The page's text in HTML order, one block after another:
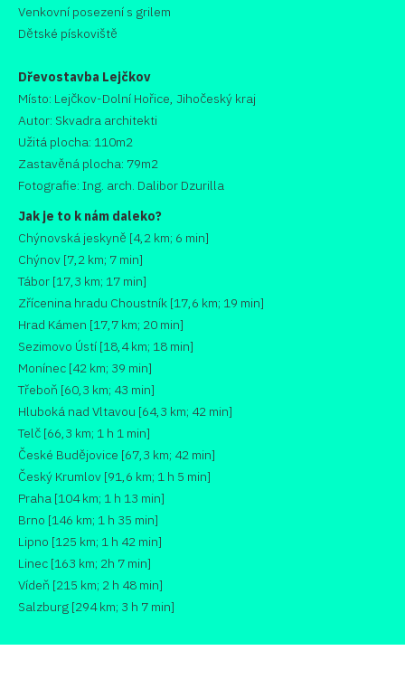
Venkovní posezení s grilem
Dětské pískoviště
Dřevostavba Lejčkov
Místo: Lejčkov-Dolní Hořice, Jihočeský kraj
Autor: Skvadra architekti
Užitá plocha: 110m2
Zastavěná plocha: 79m2
Fotografie: Ing. arch. Dalibor Dzurilla
Jak je to k nám daleko?
Chýnovská jeskyně [4,2 km; 6 min]
Chýnov [7,2 km; 7 min]
Tábor [17,3 km; 17 min]
Zřícenina hradu Choustník [17,6 km; 19 min]
Hrad Kámen [17,7 km; 20 min]
Sezimovo Ústí [18,4 km; 18 min]
Monínec [42 km; 39 min]
Třeboň [60,3 km; 43 min]
Hluboká nad Vltavou [64,3 km; 42 min]
Telč [66,3 km; 1 h 1 min]
České Budějovice [67,3 km; 42 min]
Český Krumlov [91,6 km; 1 h 5 min]
Praha [104 km; 1 h 13 min]
Brno [146 km; 1 h 35 min]
Lipno [125 km; 1 h 42 min]
Linec [163 km; 2h 7 min]
Vídeň [215 km; 2 h 48 min]
Salzburg [294 km; 3 h 7 min]